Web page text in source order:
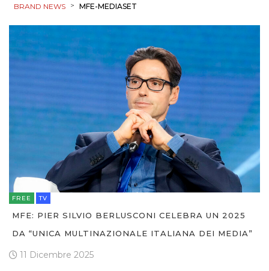
PREVISIONI/SCENARI
NORMATIVE
CASE HISTORY
BRAND NEWS > MFE-MEDIASET
FREE TV
MFE: PIER SILVIO BERLUSCONI CELEBRA UN 2025
DA “UNICA MULTINAZIONALE ITALIANA DEI MEDIA”
11 Dicembre 2025